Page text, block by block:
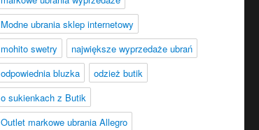
Modne ubrania sklep internetowy
mohito swetry
największe wyprzedaże ubrań
odpowiednia bluzka
odzież butik
o sukienkach z Butik
Outlet markowe ubrania Allegro